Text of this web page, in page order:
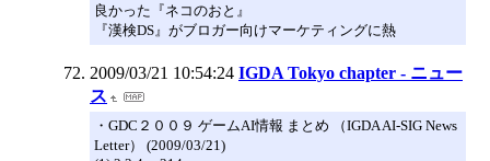
良かった『ネコのおと』
『漢検DS』がブロガー向けマーケティングに熱
2009/03/21 10:54:24 IGDA Tokyo chapter - ニュー
ス
・GDC２００９ ゲームAI情報 まとめ （IGDA AI-SIG News
Letter） (2009/03/21)